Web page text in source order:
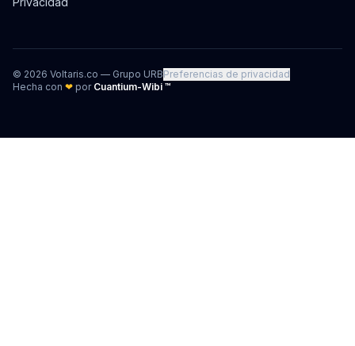
© 2026 Voltaris.co — Grupo URBPreferencias de privacidad
Hecha con ❤ por Cuantium-Wibi ™